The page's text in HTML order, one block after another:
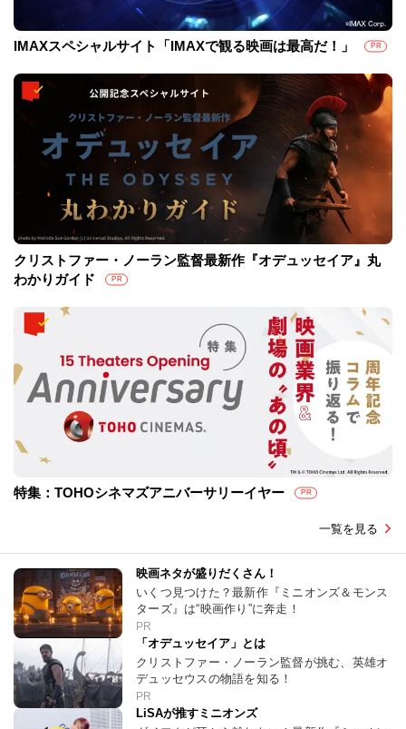
IMAXスペシャルサイト「IMAXで観る映画は最高だ！」 PR
クリストファー・ノーラン監督最新作『オデュッセイア』丸
わかりガイド
PR
特集：TOHOシネマズアニバーサリーイヤー PR
一覧を見る
映画ネタが盛りだくさん！
いくつ見つけた？最新作『ミニオンズ＆モンス
ターズ』は“映画作り”に奔走！
PR
「オデュッセイア」とは
クリストファー・ノーラン監督が挑む、英雄オ
デュッセウスの物語を知る！
PR
LiSAが推すミニオンズ